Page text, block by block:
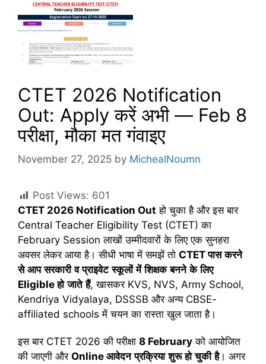
CTET 2026 Notification
Out: Apply करें अभी — Feb 8
परीक्षा, मौका मत गंवाइए
November 27, 2025 by MichealNoumn
Post Views: 601
CTET 2026 Notification Out हो चुका है और इस बार
Central Teacher Eligibility Test (CTET) का
February Session लाखों उम्मीदवारों के लिए एक सुनहरा
अवसर लेकर आया है। सीधी भाषा में समझें तो CTETपास करने
से आप सरकारी व प्राइवेट स्कूलों में शिक्षक बनने के लिए
Eligibleहो जाते हैं, खासकर KVS, NVS, Army School,
Kendriya Vidyalaya, DSSSB और अन्य CBSE-
affiliated schools में चयन का रास्ता खुल जाता है।
इस बार CTET 2026 की परीक्षा 8 February को आयोजित
की जाएगी और Online आवेदन प्रक्रिया शुरू हो चुकी है। अगर